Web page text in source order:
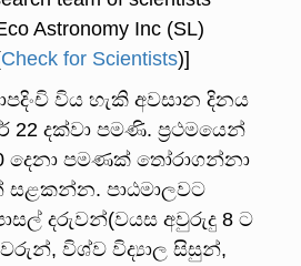
Astronomy Inc (SL)
Check for Scientists)]
විය හැකි අවසාන දිනය
22 දක්වා පමණි. ප්‍රථමයෙන්
දෙනා පමණක් තෝරාගන්නා
පාඨමාලවට
දරුවන්(වයස අවුරුදු 8 ට
විශ්ව විද්‍යාල සිසුන්,